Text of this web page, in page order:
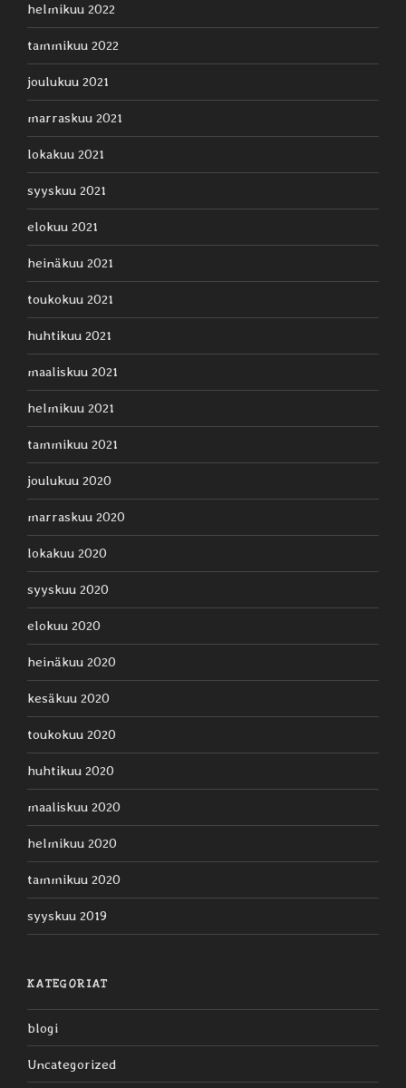
helmikuu 2022
tammikuu 2022
joulukuu 2021
marraskuu 2021
lokakuu 2021
syyskuu 2021
elokuu 2021
heinäkuu 2021
toukokuu 2021
huhtikuu 2021
maaliskuu 2021
helmikuu 2021
tammikuu 2021
joulukuu 2020
marraskuu 2020
lokakuu 2020
syyskuu 2020
elokuu 2020
heinäkuu 2020
kesäkuu 2020
toukokuu 2020
huhtikuu 2020
maaliskuu 2020
helmikuu 2020
tammikuu 2020
syyskuu 2019
KATEGORIAT
blogi
Uncategorized